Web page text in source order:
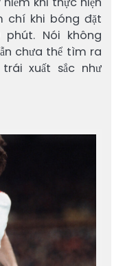
chí khi bóng đặt
Nói không
chưa thể tìm ra
xuất sắc như